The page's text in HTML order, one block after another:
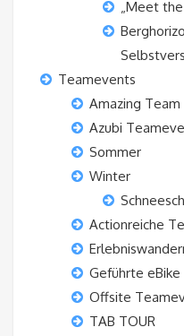
„Meet
Teamevents
Amazing Team
Azubi
Sommer
Winter
Actionreiche
Geführte eBike
Offsite
TAB TOUR